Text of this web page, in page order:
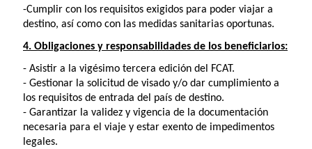
-Cumplir con los requisitos exigidos para poder viajar a
destino, así como con las medidas sanitarias oportunas.
4. Obligaciones y responsabilidades de los beneficiarios:
- Asistir a la vigésimo tercera edición del FCAT.
- Gestionar la solicitud de visado y/o dar cumplimiento a
los requisitos de entrada del país de destino.
- Garantizar la validez y vigencia de la documentación
necesaria para el viaje y estar exento de impedimentos
legales.